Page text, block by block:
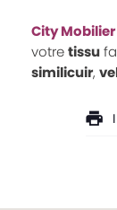
City Mobilier
votretissu
similicuir,